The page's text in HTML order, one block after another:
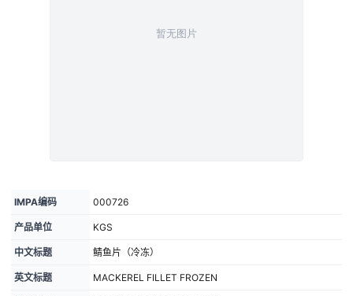
IMPA编码 000726
产品单位 KGS
中文标题 鲭鱼片（冷冻）
英文标题 MACKEREL FILLET FROZEN